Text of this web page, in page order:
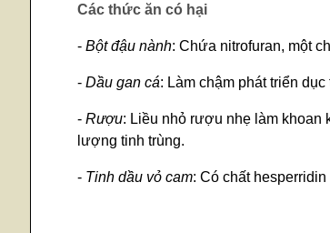
Các thức ăn có hại
- Bột đậu nành: Chứa nitrofuran, một
- Dầu gan cá: Làm chậm phát triển
- Rượu: Liều nhỏ rượu nhẹ làm khoan
lượng tinh trùng.
- Tinh dầu vỏ cam: Có chất